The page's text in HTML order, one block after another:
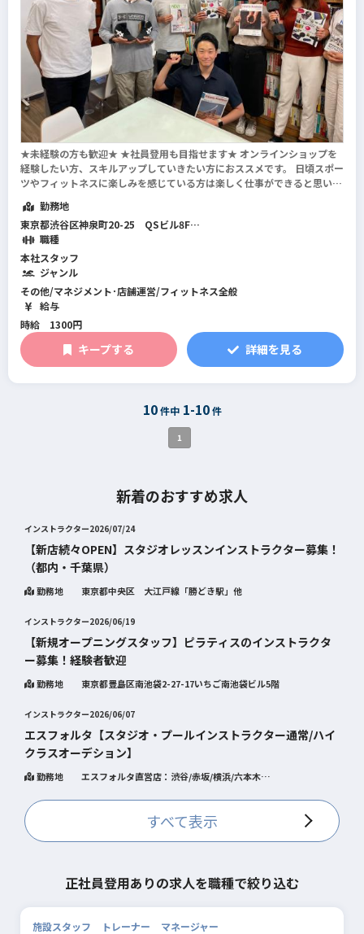
★未経験の方も歓迎★ ★社員登用も目指せます★ オンラインショップを
経験したい方、スキルアップしていきたい方におススメです。 日頃スポー
ツやフィットネスに楽しみを感じている方は楽しく仕事ができると思いま
・RMS、ネスクトエンジ...
勤務地
東京都渋谷区神泉町20-25 QSビル8F
最寄り駅：渋谷駅・神泉駅
職種
本社スタッフ
ジャンル
その他/マネジメント･店舗運営/フィットネス全般
給与
時給 1300円
キープする 詳細を見る
10件中1-10件
1
新着のおすすめ求人
インストラクター2026/07/24
【新店続々OPEN】スタジオレッスンインストラクター募集！
（都内・千葉県）
勤務地 東京都中央区 大江戸線「勝どき駅」他
インストラクター2026/06/19
【新規オープニングスタッフ】ピラティスのインストラクタ
ー募集！経験者歓迎
勤務地 東京都豊島区南池袋2-27-17いちご南池袋ビル5階
インストラクター2026/06/07
エスフォルタ【スタジオ・プールインストラクター通常/ハイ
クラスオーデション】
勤務地
エスフォルタ直営店：渋谷/赤坂/横浜/六本木
ンター/EBARA WAVE アリーナおおた/カルッツ川崎/奥戸総合
スポーツセンター体育館/奥戸総合スポーツセンター温水ﾌﾟｰﾙ
館･ｴｲﾄﾎｰﾙ/水元総合スポーツセンター/すみだスポーツ健康セ
ンター
すべて表示
正社員登用ありの求人を職種で絞り込む
施設スタッフ トレーナー
マネージャー